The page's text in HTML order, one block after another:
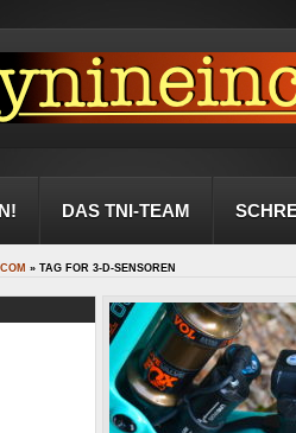
DAS TNI-TEAM
» TAG FOR 3-D-SENSOREN